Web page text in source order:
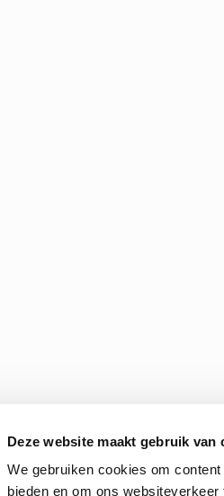
Deze website maakt gebruik van
We gebruiken cookies om
bieden en om ons